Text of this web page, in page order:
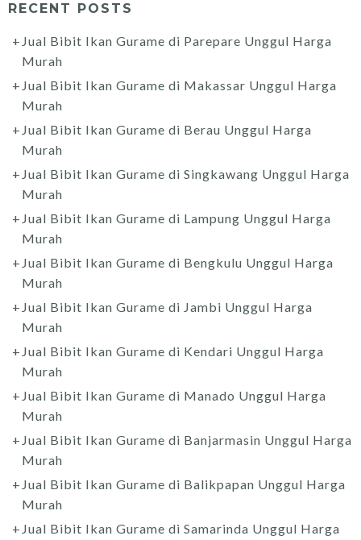
RECENT POSTS
Jual Bibit Ikan Gurame di Parepare Unggul Harga
Murah
Jual Bibit Ikan Gurame di Makassar Unggul Harga
Murah
Jual Bibit Ikan Gurame di Berau Unggul Harga
Murah
Jual Bibit Ikan Gurame di Singkawang Unggul Harga
Murah
Jual Bibit Ikan Gurame di Lampung Unggul Harga
Murah
Jual Bibit Ikan Gurame di Bengkulu Unggul Harga
Murah
Jual Bibit Ikan Gurame di Jambi Unggul Harga
Murah
Jual Bibit Ikan Gurame di Kendari Unggul Harga
Murah
Jual Bibit Ikan Gurame di Manado Unggul Harga
Murah
Jual Bibit Ikan Gurame di Banjarmasin Unggul Harga
Murah
Jual Bibit Ikan Gurame di Balikpapan Unggul Harga
Murah
Jual Bibit Ikan Gurame di Samarinda Unggul Harga